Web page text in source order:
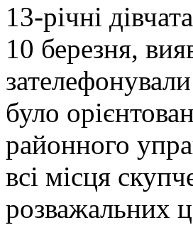
13-річні
10 березня,
було
районного
всі місця
розважальних